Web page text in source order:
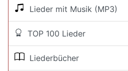
Lieder mit Musik (MP3)
TOP 100 Lieder
Liederbücher